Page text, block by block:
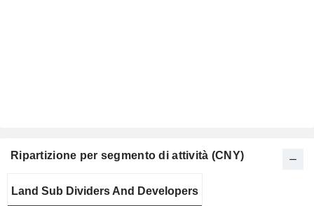
Ripartizione per segmento di attività (CNY)
Fiscale:
Land Sub Dividers And Developers